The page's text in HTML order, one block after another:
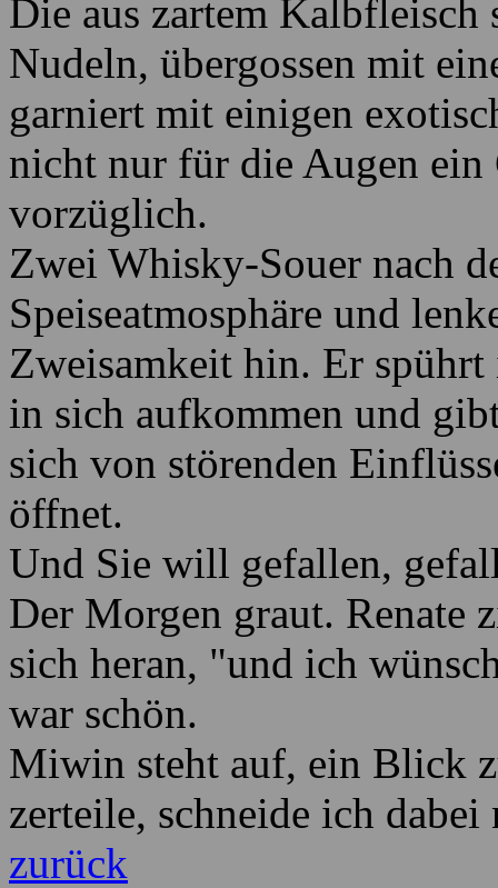
Die aus zartem Kalbfleisch
Nudeln, übergossen mit
garniert mit einigen
nicht nur für die Augen ein
vorzüglich.
Zwei Whisky-Souer nach
Speiseatmosphäre und
Zweisamkeit hin. Er
in sich aufkommen und
sich von störenden
öffnet.
Und Sie will gefallen,
Der Morgen graut. Renate
sich heran, "und ich
war schön.
Miwin steht auf, ein Blick
zerteile, schneide ich
zurück